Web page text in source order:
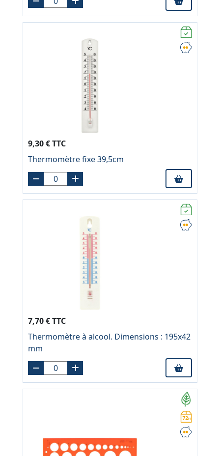
9,30 € TTC
Thermomètre fixe 39,5cm
7,70 € TTC
Thermomètre à alcool. Dimensions : 195x42
mm